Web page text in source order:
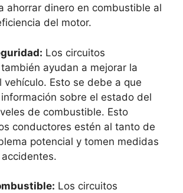
ahorrar dinero en combustible al
del motor.
Los circuitos
ayudan a mejorar la
vehículo. Esto se debe a que
sobre el estado del
de combustible. Esto
conductores estén al tanto de
potencial y tomen medidas
Los circuitos